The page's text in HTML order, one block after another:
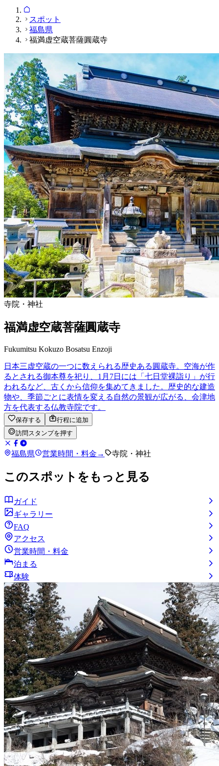
スポット
福島県
福満虚空蔵菩薩圓蔵寺
寺院・神社
福満虚空蔵菩薩圓蔵寺
Fukumitsu Kokuzo Bosatsu Enzoji
日本三虚空蔵の一つに数えられる歴史ある圓蔵寺。空海が作
るとされる御本尊を祀り、1月7日には「七日堂裸詣り」が行
われるなど、古くから信仰を集めてきました。歴史的な建造
物や、季節ごとに表情を変える自然の景観が広がる、会津地
方を代表する仏教寺院です。
保存する
行程に追加
訪問スタンプを押す
福島県 営業時間・料金 → 寺院・神社
このスポットをもっと見る
ガイド
ギャラリー
FAQ
アクセス
営業時間・料金
泊まる
体験